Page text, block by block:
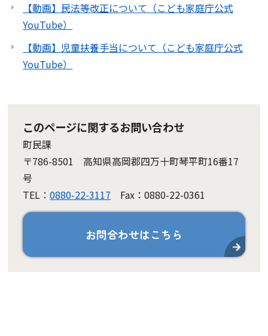
【動画】民法等改正について（こども家庭庁公式
YouTube）
【動画】児童扶養手当について（こども家庭庁公式
YouTube）
このページに関するお問い合わせ
町民課
〒786-8501 高知県高岡郡四万十町琴平町16番17
号
TEL：0880-22-3117 Fax：0880-22-0361
お問合わせはこちら